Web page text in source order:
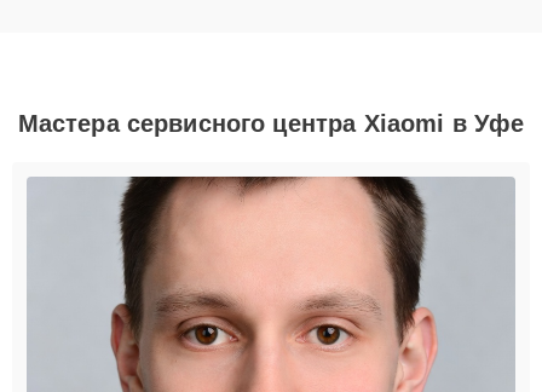
Мастера сервисного центра Xiaomi в Уфе